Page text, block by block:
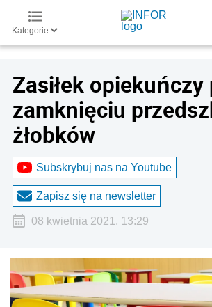
Kategorie
Zasiłek opiekuńczy
zamknięciu
żłobków
Subskrybuj nas na Youtube
Zapisz się na newsletter
08 kwietnia 2021, 13:29